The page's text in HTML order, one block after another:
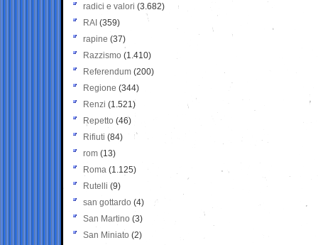
radici e valori (3.682)
RAI (359)
rapine (37)
Razzismo (1.410)
Referendum (200)
Regione (344)
Renzi (1.521)
Repetto (46)
Rifiuti (84)
rom (13)
Roma (1.125)
Rutelli (9)
san gottardo (4)
San Martino (3)
San Miniato (2)